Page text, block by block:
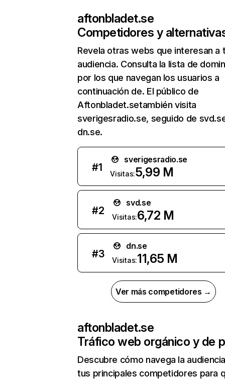
aftonbladet.se
Competidores y
Revela otras webs que interesan a
audiencia. Consulta la lista de
por los que navegan los usuarios a
continuación de. El público de
Aftonbladet.setambién visita
sverigesradio.se, seguido de
dn.se.
#1
sverigesradio.se
Visitas:5,99 M
#2
svd.se
Visitas:6,72 M
#3
dn.se
Visitas:11,65 M
Ver más competidores →
aftonbladet.se
Tráfico web orgánico y de
Descubre cómo navega la
tus principales competidores para